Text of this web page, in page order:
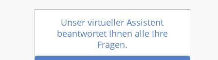
Unser virtueller Assistent
beantwortet Ihnen alle Ihre
Fragen.